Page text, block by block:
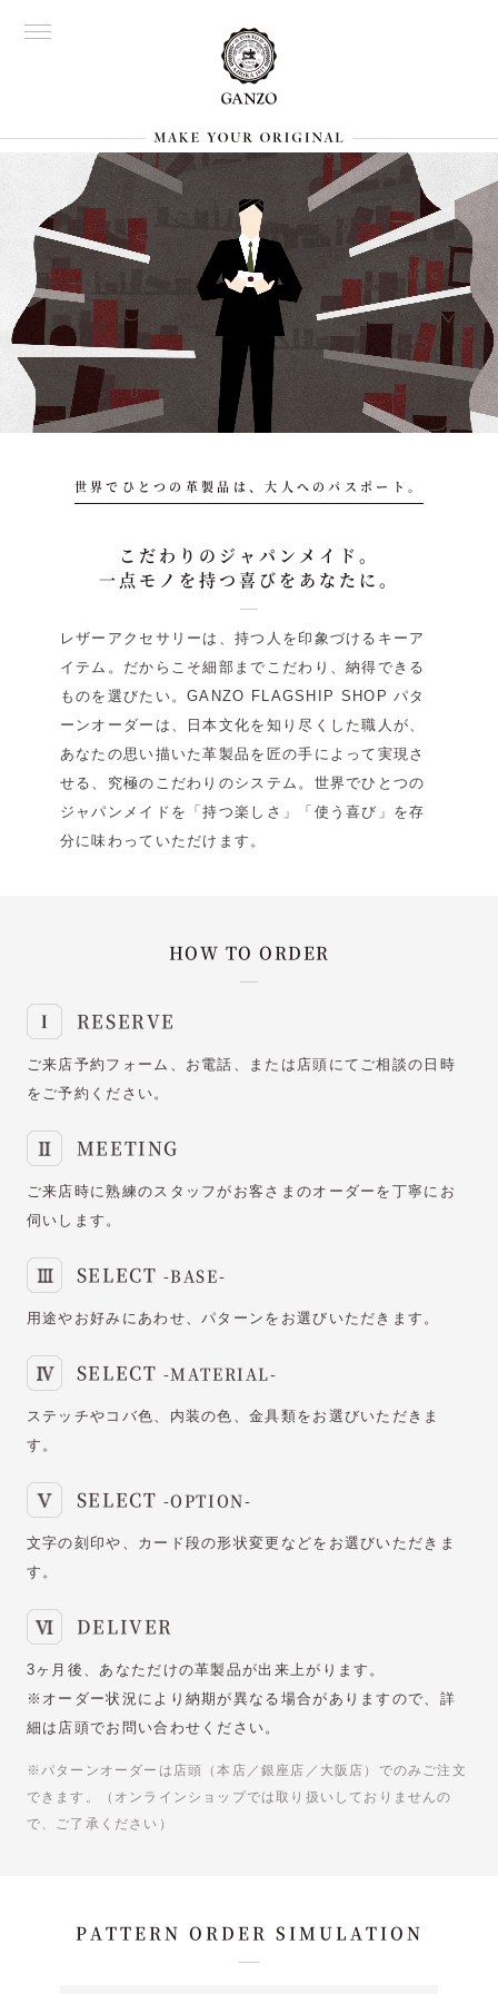
世界でひとつの革製品は、大人へのパスポート。
こだわりのジャパンメイド。
一点モノを持つ喜びをあなたに。
レザーアクセサリーは、持つ人を印象づけるキーア
イテム。だからこそ細部までこだわり、納得できる
ものを選びたい。GANZO FLAGSHIP SHOP パタ
ーンオーダーは、日本文化を知り尽くした職人が、
あなたの思い描いた革製品を匠の手によって実現さ
せる、究極のこだわりのシステム。世界でひとつの
ジャパンメイドを「持つ楽しさ」「使う喜び」を存
分に味わっていただけます。
HOW TO ORDER
RESERVE
ご来店予約フォーム、お電話、または店頭にてご相談の日時
をご予約ください。
MEETING
ご来店時に熟練のスタッフがお客さまのオーダーを丁寧にお
伺いします。
SELECT -BASE-
用途やお好みにあわせ、パターンをお選びいただきます。
SELECT -MATERIAL-
ステッチやコバ色、内装の色、金具類をお選びいただきま
す。
SELECT -OPTION-
文字の刻印や、カード段の形状変更などをお選びいただきま
す。
DELIVER
3ヶ月後、あなただけの革製品が出来上がります。
※オーダー状況により納期が異なる場合がありますので、詳
細は店頭でお問い合わせください。
※パターンオーダーは店頭（本店／銀座店／大阪店）でのみご注文
できます。（オンラインショップでは取り扱いしておりませんの
で、ご了承ください）
PATTERN ORDER SIMULATION